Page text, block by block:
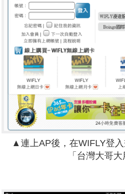
▲連上AP後，在WIFLY登
「台灣大哥大